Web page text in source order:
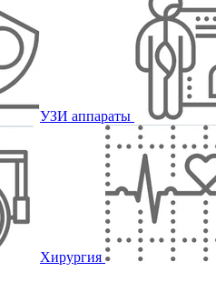
УЗИ аппараты
Хирургия